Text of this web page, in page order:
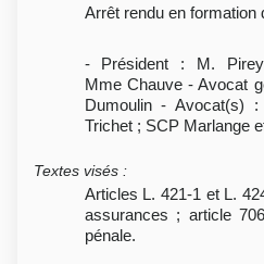
Arrêt rendu en formation
- Président : M.
Mme Chauve - Avocat
Dumoulin - Avocat(s)
Trichet ; SCP Marlange
Textes visés :
Articles L. 421-1 et L.
assurances ; article
pénale.